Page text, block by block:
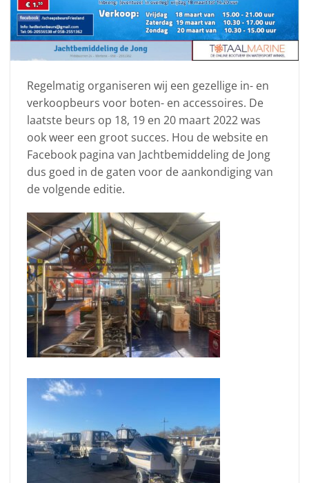
Regelmatig organiseren wij een gezellige in- en
verkoopbeurs voor boten- en accessoires. De
laatste beurs op 18, 19 en 20 maart 2022 was
ook weer een groot succes. Hou de website en
Facebook pagina van Jachtbemiddeling de Jong
dus goed in de gaten voor de aankondiging van
de volgende editie.